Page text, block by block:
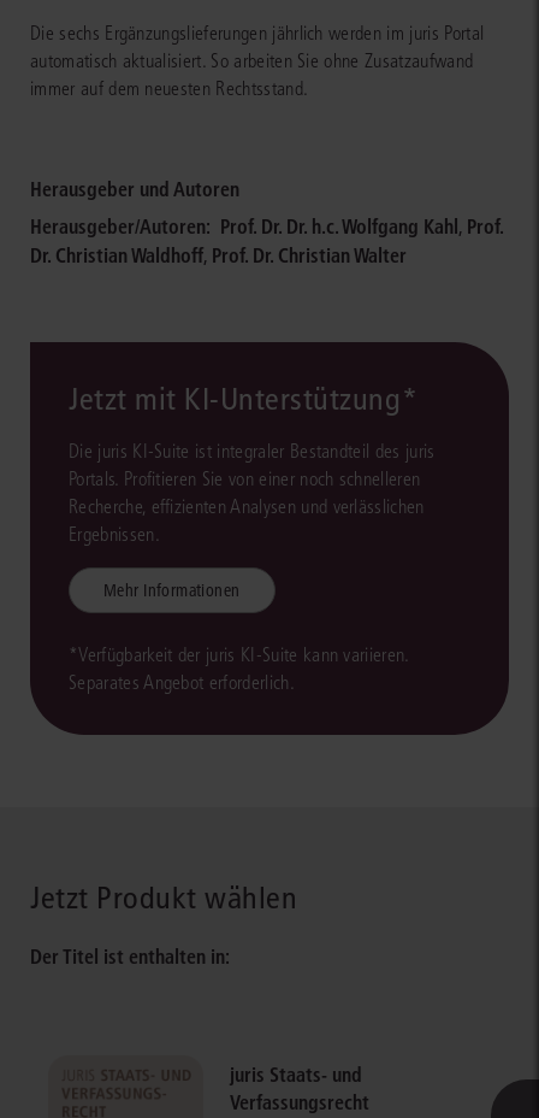
Die sechs Ergänzungslieferungen jährlich werden im juris Portal
automatisch aktualisiert. So arbeiten Sie ohne Zusatzaufwand
immer auf dem neuesten Rechtsstand.
Herausgeber und Autoren
Herausgeber/Autoren: Prof. Dr. Dr. h.c. Wolfgang Kahl , Prof.
Dr. Christian Waldhoff, Prof. Dr. Christian Walter
Jetzt mit KI-Unterstützung*
Die juris KI-Suite ist integraler Bestandteil des juris
Portals. Profitieren Sie von einer noch schnelleren
Recherche, effizienten Analysen und verlässlichen
Ergebnissen.
Mehr Informationen
*Verfügbarkeit der juris KI-Suite kann variieren.
Separates Angebot erforderlich.
Jetzt Produkt wählen
Der Titel ist enthalten in:
juris Staats- und
Verfassungsrecht